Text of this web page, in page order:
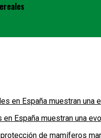
España muestran una